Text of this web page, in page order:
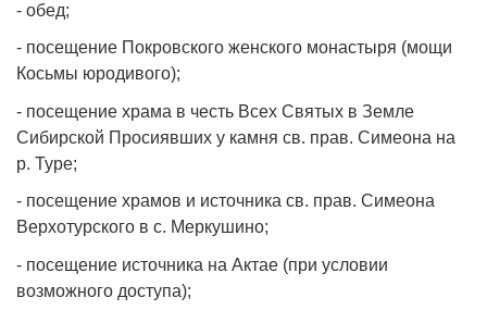
- обед;
- посещение Покровского женского монастыря (мощи
Косьмы юродивого);
- посещение храма в честь Всех Святых в Земле
Сибирской Просиявших у камня св. прав. Симеона на
р. Туре;
- посещение храмов и источника св. прав. Симеона
Верхотурского в с. Меркушино;
- посещение источника на Актае (при условии
возможного доступа);